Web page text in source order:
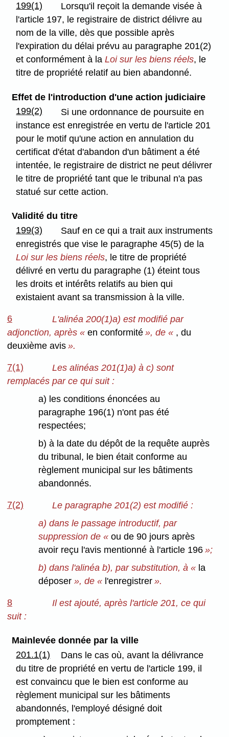
199(1)
Lorsqu'il reçoit la demande visée à
l'article 197, le registraire de district délivre au
nom de la ville, dès que possible après
l'expiration du délai prévu au paragraphe 201(2)
et conformément à laLoi sur les biens réels, le
titre de propriété relatif au bien abandonné.
Effet de l'introduction d'une action judiciaire
199(2)
Si une ordonnance de poursuite en
instance est enregistrée en vertu de l'article 201
pour le motif qu'une action en annulation du
certificat d'état d'abandon d'un bâtiment a été
intentée, le registraire de district ne peut délivrer
le titre de propriété tant que le tribunal n'a pas
statué sur cette action.
Validité du titre
199(3)
Sauf en ce qui a trait aux instruments
enregistrés que vise le paragraphe 45(5) de la
Loi sur les biens réels, le titre de propriété
délivré en vertu du paragraphe (1) éteint tous
les droits et intérêts relatifs au bien qui
existaient avant sa transmission à la ville.
6
L'alinéa 200(1)a) est modifié par
adjonction, après « en conformité», de « , du
deuxième avis».
7(1)
Les alinéas 201(1)a) à c) sont
remplacés par ce qui suit :
a) les conditions énoncées au
paragraphe 196(1) n'ont pas été
respectées;
b) à la date du dépôt de la requête auprès
du tribunal, le bien était conforme au
règlement municipal sur les bâtiments
abandonnés.
7(2)
Le paragraphe 201(2) est modifié :
a) dans le passage introductif, par
suppression de «ou de 90 jours après
avoir reçu l'avis mentionné à l'article 196 »;
b) dans l'alinéa b), par substitution, à « la
déposer», de « l'enregistrer ».
8
Il est ajouté, après l'article 201, ce qui
suit :
Mainlevée donnée par la ville
201.1(1)
Dans le cas où, avant la délivrance
du titre de propriété en vertu de l'article 199, il
est convaincu que le bien est conforme au
règlement municipal sur les bâtiments
abandonnés, l'employé désigné doit
promptement :